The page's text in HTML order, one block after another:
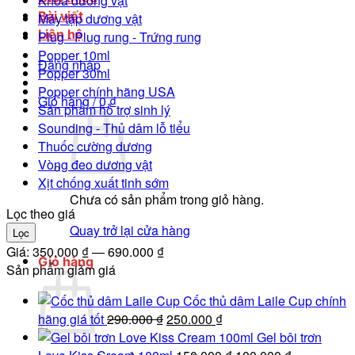
Bài viết
Liên hệ
Đăng nhập
Giỏ hàng /0₫
Chưa có sản phẩm trong giỏ hàng.
Quay trở lại cửa hàng
Giỏ hàng
Máy tập dương vật
Plug - Plug rung - Trứng rung
Popper 10ml
Popper 30ml
Popper chính hãng USA
Sản phẩm hỗ trợ sinh lý
Sounding - Thủ dâm lỗ tiểu
Thuốc cường dương
Vòng đeo dương vật
Xịt chống xuất tinh sớm
Lọc theo giá
Giá
tối
thiểu
Giá
tối
đa
Lọc
Giá: 350.000 ₫—690.000 ₫
Sản phẩm giảm giá
Cốc thủ dâm Laile Cup chính
hãng giá tốt290.000₫Giá
gốc
250.000 ₫Giá
hiện Gel bôi trơn